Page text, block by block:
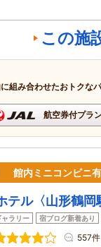
この施
組み合わせたおトクな
航空券付プラ
館内ミニコンビニ
テル〈山形鶴岡
ャラリー 宿ブログ新着あり
557件